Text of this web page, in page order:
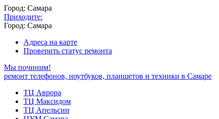
Город: Самара
Приходите:
Город: Самара
Адреса на карте
Проверить статус ремонта
Мы починим!
ремонт телефонов, ноутбуков, планшетов и техники в Самаре
ТЦ Аврора
ТЦ Максидом
ТЦ Апельсин